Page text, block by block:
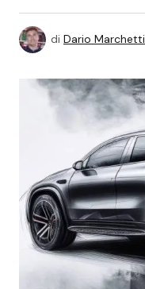
di Dario Marchetti